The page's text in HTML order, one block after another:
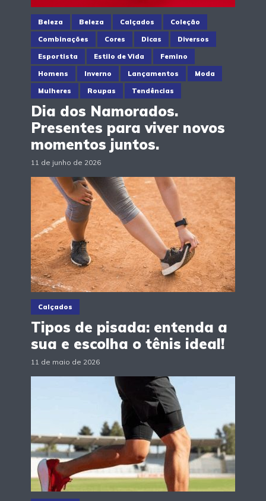
Beleza Beleza Calçados Coleção
Combinações Cores Dicas Diversos
Esportista Estilo de Vida Femino
Homens Inverno Lançamentos Moda
Mulheres Roupas Tendências
Dia dos Namorados.
Presentes para viver novos
momentos juntos.
11 de junho de 2026
Calçados
Tipos de pisada: entenda a
sua e escolha o tênis ideal!
11 de maio de 2026